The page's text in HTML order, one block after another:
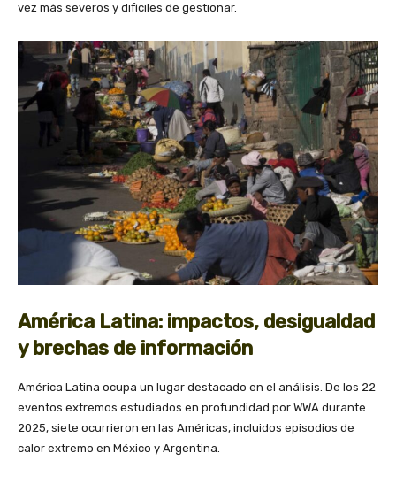
vez más severos y difíciles de gestionar.
América Latina: impactos, desigualdad
y brechas de información
América Latina ocupa un lugar destacado en el análisis. De los 22
eventos extremos estudiados en profundidad por WWA durante
2025, siete ocurrieron en las Américas, incluidos episodios de
calor extremo en México y Argentina.